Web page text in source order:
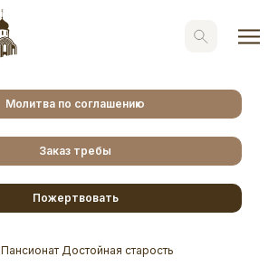
Молитва по соглашению
Заказ требы
Пожертвовать
Пансионат Достойная старость